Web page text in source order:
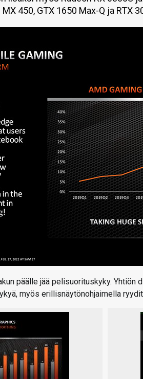
450, GTX 1650 Max-Q ja RTX
päälle jää pelisuorituskyky.
myös erillisnäytönohjaimella